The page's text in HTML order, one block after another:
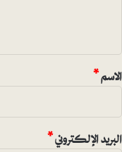
ق
*
الاسم*
البريد الإلكتروني*